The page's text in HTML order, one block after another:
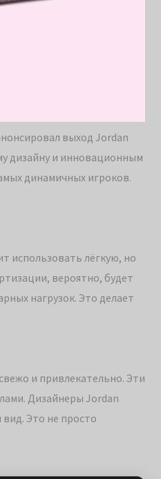
выход Jordan
дизайну и инновационным
динамичных игроков.
использовать лёгкую, но
вероятно, будет
нагрузок. Это делает
и привлекательно. Эти
Дизайнеры Jordan
Это не просто